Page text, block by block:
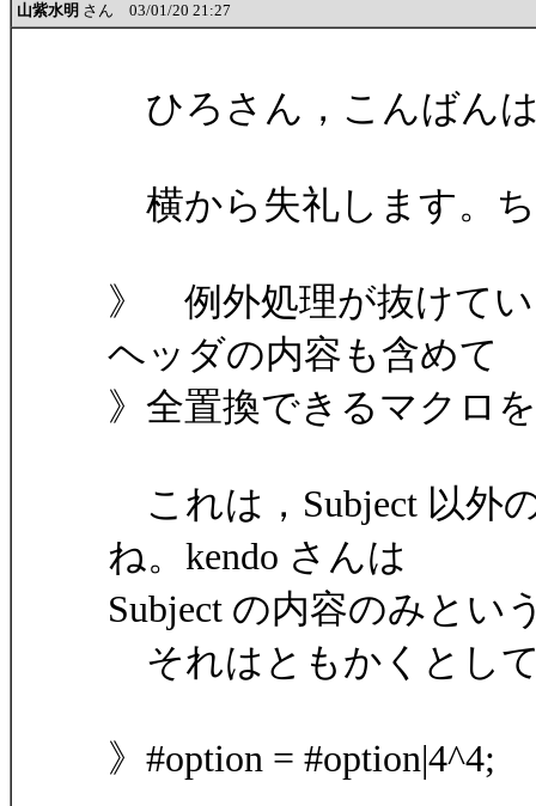
山紫水明 さん 03/01/20 21:27
ひろさん，こんばん
横から失礼します。
》 例外処理が抜けて
ヘッダの内容も含めて
》全置換できるマクロ
これは，Subject 以外
ね。kendo さんは
Subject の内容のみとい
それはともかくとし
》#option = #option|4^4;